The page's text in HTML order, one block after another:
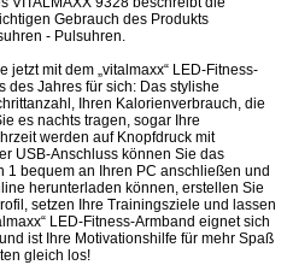
Gebrauch des Produkts
- Pulsuhren.
jetzt mit dem „vitalmaxx“ LED-Fitness-
des Jahres für sich: Das stylishe
Ihren Kalorienverbrauch, die
es nachts tragen, sogar Ihre
werden auf Knopfdruck mit
USB-Anschluss können Sie das
1 bequem an Ihren PC anschließen und
herunterladen können, erstellen Sie
setzen Ihre Trainingsziele und lassen
LED-Fitness-Armband eignet sich
ist Ihre Motivationshilfe für mehr Spaß
gleich los!